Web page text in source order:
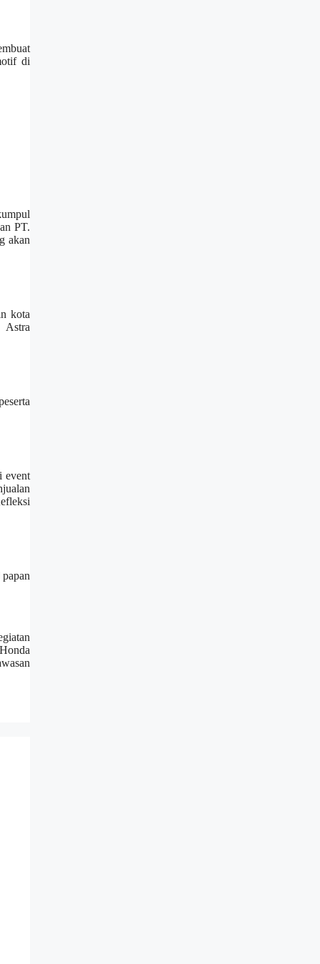
di
PT.
akan
kota
Astra
event